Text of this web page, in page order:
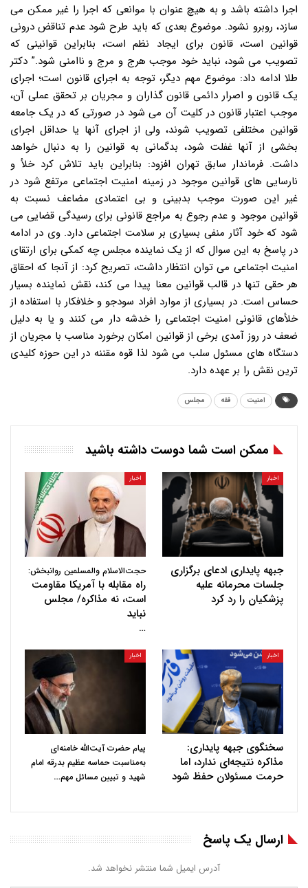
اجرا داشته باشد و به هیچ عنوان با موانعی که اجرا را غیر ممکن می
سازد، روبرو نشود. موضوع بعدی که باید طرح شود عدم تناقض درونی
قوانین است، قانون برای ایجاد نظم است، بنابراین قوانینی که
تصویب می شود، نباید خود موجب هرج و مرج و ناامنی شود.” دکتر
طلا ادامه داد: موضوع مهم دیگر، توجه به اجرای قانون است؛ اجرای
یک قانون و اصرار دائمی قانون گذاران و مجریان بر تحقق عملی آن،
موجب اعتبار قانون در کلیت آن می شود در صورتی که در یک جامعه
قوانین مختلفی تصویب شوند، ولی از اجرای آنها یا حداقل اجرای
بخشی از آنها غفلت شود، بدگمانی به قوانین را به دنبال خواهد
داشت. فرماندار سابق تهران افزود: بنابراین باید تلاش کرد خلأ و
نارسایی های قوانین موجود در زمینه امنیت اجتماعی مرتفع شود در
غیر این صورت موجب بدبینی و بی اعتمادی مضاعف نسبت به
قوانین موجود و عدم رجوع به مراجع قانونی برای رسیدگی قضایی می
شود که خود آثار منفی بسیاری بر سلامت اجتماعی دارد. وی در ادامه
در پاسخ به این سوال که از یک نماینده مجلس چه کمکی برای ارتقای
امنیت اجتماعی می توان انتظار داشت، تصریح کرد: از آنجا که احقاق
هر حقی تنها در قالب قوانین معنا پیدا می کند، نقش نماینده بسیار
حساس است. در بسیاری از موارد افراد سودجو و خلافکار با استفاده از
خلأهای قانونی امنیت اجتماعی را خدشه دار می کنند و یا به دلیل
ضعف در روز آمدی برخی از قوانین امکان برخورد مناسب با مجریان از
دستگاه های مسئول سلب می شود لذا قوه مقننه در این حوزه کلیدی
ترین نقش را بر عهده دارد.
امنیت فقه مجلس
ممکن است شما دوست داشته باشید
اخبار
جبهه پایداری ادعای برگزاری
جلسات محرمانه علیه
پزشکیان را رد کرد
اخبار
حجت‌الاسلام والمسلمین روانبخش:
راه مقابله با آمریکا مقاومت
است، نه مذاکره/ مجلس
نباید
…
اخبار
سخنگوی جبهه پایداری:
مذاکره نتیجه‌ای ندارد، اما
حرمت مسئولان حفظ شود
اخبار
پیام حضرت آیت‌الله خامنه‌ای
به‌مناسبت حماسه عظیم بدرقه امام
شهید و تبیین مسائل مهم…
ارسال یک پاسخ
آدرس ایمیل شما منتشر نخواهد شد.